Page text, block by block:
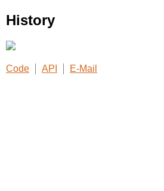
History
Code API E-Mail